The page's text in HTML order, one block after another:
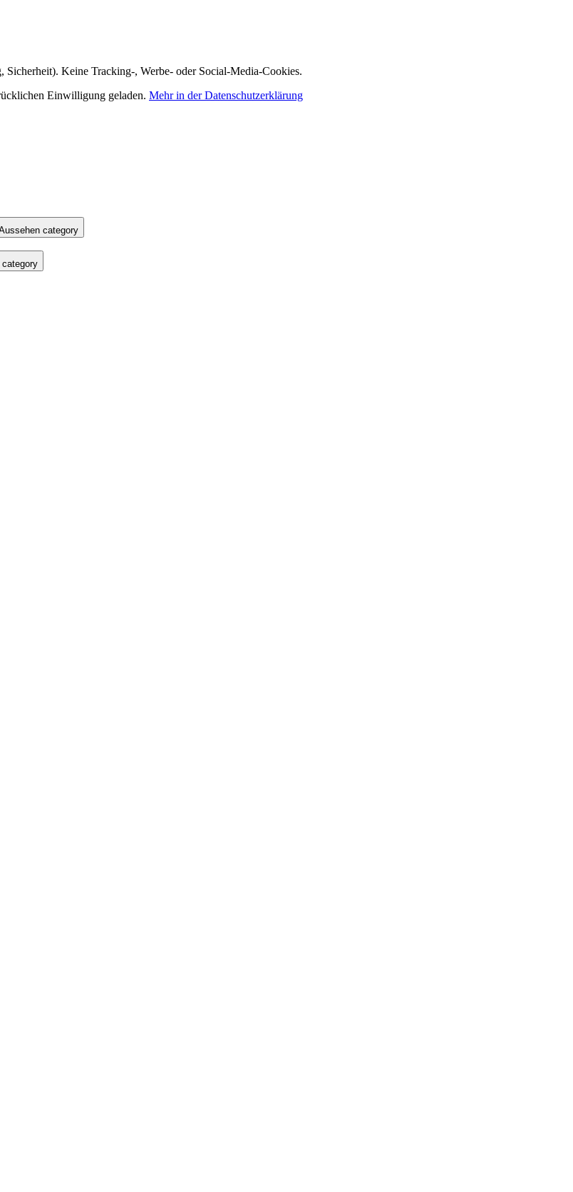
Keine Tracking-, Werbe- oder Social-Media-Cookies.
Einwilligung geladen. Mehr in der Datenschutzerklärung
category